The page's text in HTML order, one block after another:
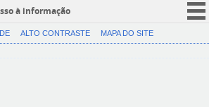
à informação
CORONAVÍRUS (COVID-19)
ALTO CONTRASTE MAPA DO SITE